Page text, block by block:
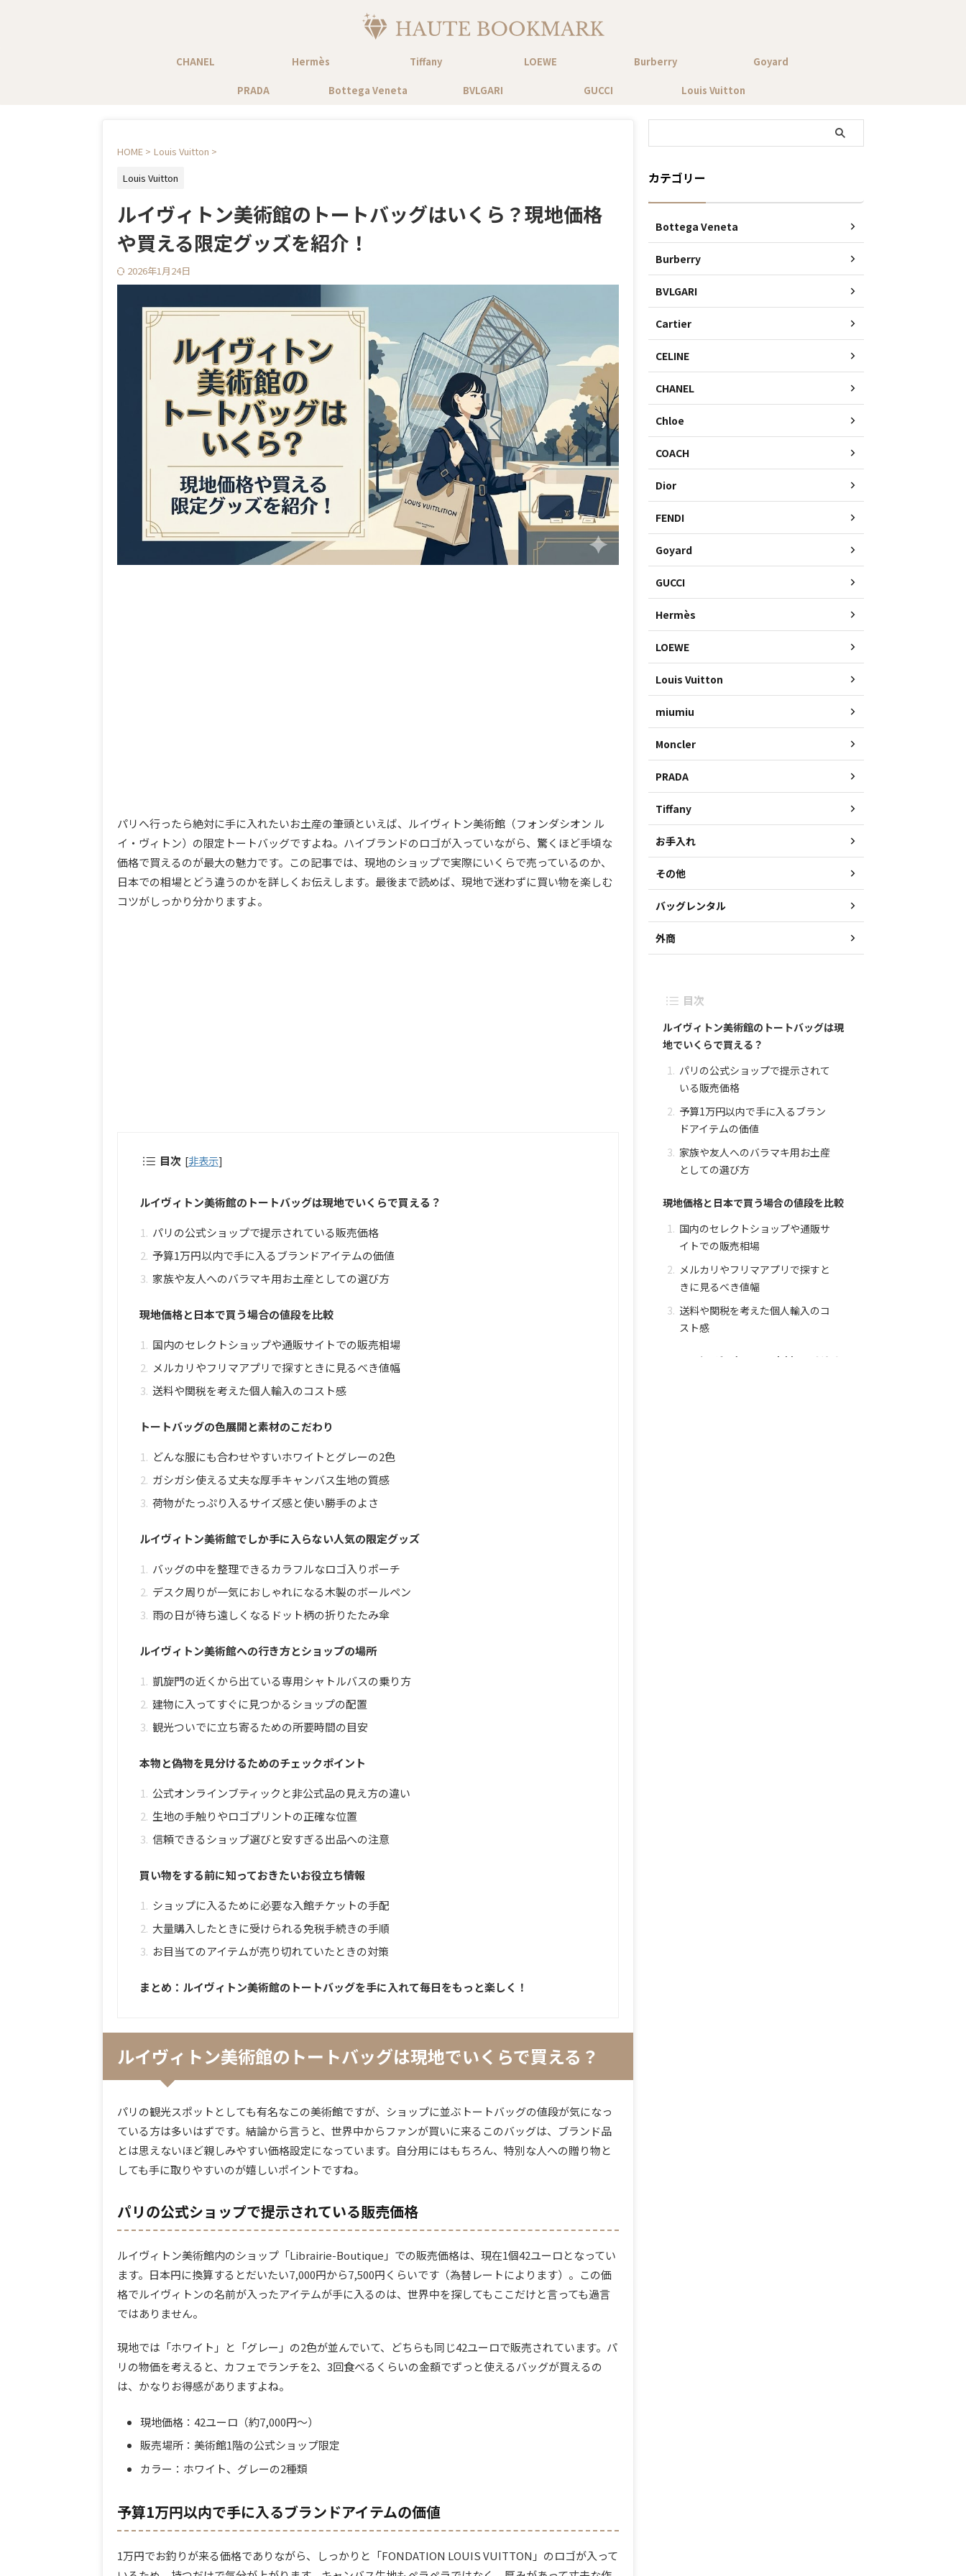
CHANEL Hermès Tiffany LOEWE Burberry Goyard
PRADA Bottega Veneta BVLGARI GUCCI Louis Vuitton
HOME > Louis Vuitton >
Louis Vuitton
ルイヴィトン美術館のトートバッグはいくら？現地価格
や買える限定グッズを紹介！
2026年1月24日
パリへ行ったら絶対に手に入れたいお土産の筆頭といえば、ルイヴィトン美術館（フォンダシオン ル
イ・ヴィトン）の限定トートバッグですよね。ハイブランドのロゴが入っていながら、驚くほど手頃な
価格で買えるのが最大の魅力です。この記事では、現地のショップで実際にいくらで売っているのか、
日本での相場とどう違うのかを詳しくお伝えします。最後まで読めば、現地で迷わずに買い物を楽しむ
コツがしっかり分かりますよ。
目次 [非表示]
ルイヴィトン美術館のトートバッグは現地でいくらで買える？
パリの公式ショップで提示されている販売価格
予算1万円以内で手に入るブランドアイテムの価値
家族や友人へのバラマキ用お土産としての選び方
現地価格と日本で買う場合の値段を比較
国内のセレクトショップや通販サイトでの販売相場
メルカリやフリマアプリで探すときに見るべき値幅
送料や関税を考えた個人輸入のコスト感
トートバッグの色展開と素材のこだわり
どんな服にも合わせやすいホワイトとグレーの2色
ガシガシ使える丈夫な厚手キャンバス生地の質感
荷物がたっぷり入るサイズ感と使い勝手のよさ
ルイヴィトン美術館でしか手に入らない人気の限定グッズ
バッグの中を整理できるカラフルなロゴ入りポーチ
デスク周りが一気におしゃれになる木製のボールペン
雨の日が待ち遠しくなるドット柄の折りたたみ傘
ルイヴィトン美術館への行き方とショップの場所
凱旋門の近くから出ている専用シャトルバスの乗り方
建物に入ってすぐに見つかるショップの配置
観光ついでに立ち寄るための所要時間の目安
本物と偽物を見分けるためのチェックポイント
公式オンラインブティックと非公式品の見え方の違い
生地の手触りやロゴプリントの正確な位置
信頼できるショップ選びと安すぎる出品への注意
買い物をする前に知っておきたいお役立ち情報
ショップに入るために必要な入館チケットの手配
大量購入したときに受けられる免税手続きの手順
お目当てのアイテムが売り切れていたときの対策
まとめ：ルイヴィトン美術館のトートバッグを手に入れて毎日をもっと楽しく！
ルイヴィトン美術館のトートバッグは現地でいくらで買える？
パリの観光スポットとしても有名なこの美術館ですが、ショップに並ぶトートバッグの値段が気になっ
ている方は多いはずです。結論から言うと、世界中からファンが買いに来るこのバッグは、ブランド品
とは思えないほど親しみやすい価格設定になっています。自分用にはもちろん、特別な人への贈り物と
しても手に取りやすいのが嬉しいポイントですね。
パリの公式ショップで提示されている販売価格
ルイヴィトン美術館内のショップ「Librairie-Boutique」での販売価格は、現在1個42ユーロとなってい
ます。日本円に換算するとだいたい7,000円から7,500円くらいです（為替レートによります）。この価
格でルイヴィトンの名前が入ったアイテムが手に入るのは、世界中を探してもここだけと言っても過言
ではありません。
現地では「ホワイト」と「グレー」の2色が並んでいて、どちらも同じ42ユーロで販売されています。パ
リの物価を考えると、カフェでランチを2、3回食べるくらいの金額でずっと使えるバッグが買えるの
は、かなりお得感がありますよね。
現地価格：42ユーロ（約7,000円〜）
販売場所：美術館1階の公式ショップ限定
カラー：ホワイト、グレーの2種類
予算1万円以内で手に入るブランドアイテムの価値
1万円でお釣りが来る価格でありながら、しっかりと「FONDATION LOUIS VUITTON」のロゴが入って
カテゴリー
Bottega Veneta
Burberry
BVLGARI
Cartier
CELINE
CHANEL
Chloe
COACH
Dior
FENDI
Goyard
GUCCI
Hermès
LOEWE
Louis Vuitton
miumiu
Moncler
PRADA
Tiffany
お手入れ
その他
バッグレンタル
外商
目次
ルイヴィトン美術館のトートバッグは現
地でいくらで買える？
パリの公式ショップで提示されて
いる販売価格
予算1万円以内で手に入るブラン
ドアイテムの価値
家族や友人へのバラマキ用お土産
としての選び方
現地価格と日本で買う場合の値段を比較
国内のセレクトショップや通販サ
イトでの販売相場
メルカリやフリマアプリで探すと
きに見るべき値幅
送料や関税を考えた個人輸入のコ
スト感
トートバッグの色展開と素材のこだわり